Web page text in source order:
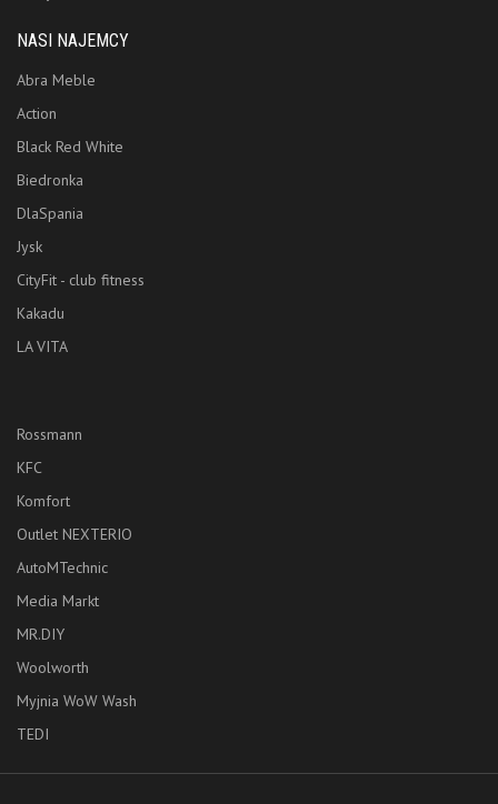
NASI NAJEMCY
Abra Meble
Action
Black Red White
Biedronka
DlaSpania
Jysk
CityFit - club fitness
Kakadu
LA VITA
Rossmann
KFC
Komfort
Outlet NEXTERIO
AutoMTechnic
Media Markt
MR.DIY
Woolworth
Myjnia WoW Wash
TEDI